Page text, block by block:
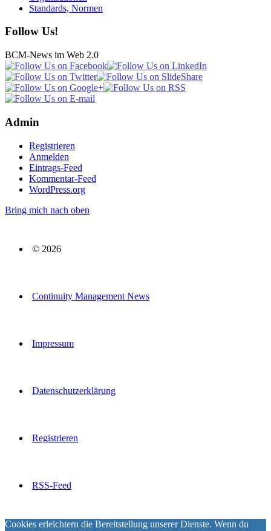
Standards, Normen
Follow Us!
BCM-News im Web 2.0
Admin
Registrieren
Anmelden
Eintrags-Feed
Kommentar-Feed
WordPress.org
Bring mich nach oben
© 2026
Continuity Management News
Impressum
Datenschutzerklärung
Registrieren
RSS-Feed
Cookies erleichtern die Bereitstellung unserer Dienste. Wenn du